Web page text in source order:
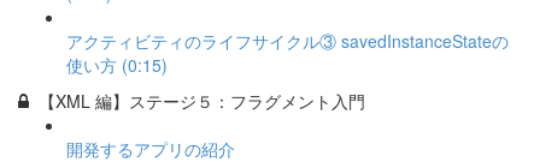
アクティビティのライフサイクル③ savedInstanceStateの
使い方 (0:15)
【XML 編】ステージ５：フラグメント入門
開発するアプリの紹介